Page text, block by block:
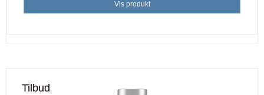
Vis produkt
Tilbud